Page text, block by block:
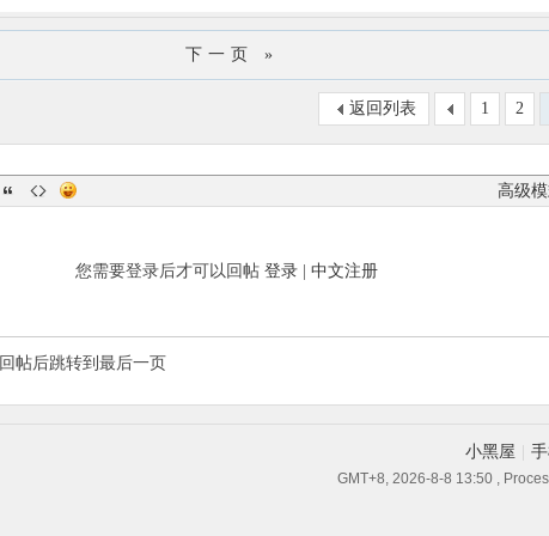
下一页 »
1 2
返回列表
高级
您需要登录后才可以回帖 登录 中文注册
回帖后跳转到最后一页
小黑屋
GMT+8, 2026-8-8 13:50 ,